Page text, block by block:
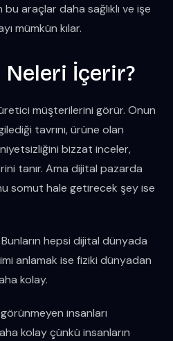
araçlar daha sağlıklı ve işe
mümkün kılar.
Neleri İçerir?
müşterilerini görür. Onun
tavrını, ürüne olan
bizzat inceler,
tanır. Ama dijital pazarda
somut hale getirecek şey ise
hepsi dijital dünyada
anlamak ise fiziki dünyadan
kolay.
insanları
kolay çünkü insanların